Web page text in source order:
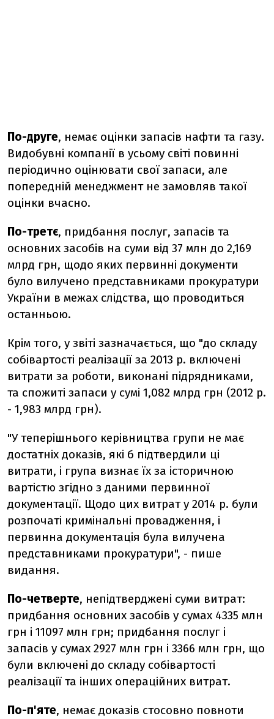
По-друге, немає оцінки запасів нафти та газу.
Видобувні компанії в усьому світі повинні
періодично оцінювати свої запаси, але
попередній менеджмент не замовляв такої
оцінки вчасно.
По-третє, придбання послуг, запасів та
основних засобів на суми від 37 млн до 2,169
млрд грн, щодо яких первинні документи
було вилучено представниками прокуратури
України в межах слідства, що проводиться
останньою.
Крім того, у звіті зазначається, що "до складу
собівартості реалізації за 2013 р. включені
витрати за роботи, виконані підрядниками,
та спожиті запаси у сумі 1,082 млрд грн (2012 р.
- 1,983 млрд грн).
"У теперішнього керівництва групи не має
достатніх доказів, які б підтвердили ці
витрати, і група визнає їх за історичною
вартістю згідно з даними первинної
документації. Щодо цих витрат у 2014 р. були
розпочаті кримінальні провадження, і
первинна документація була вилучена
представниками прокуратури", - пише
видання.
По-четверте, непідтверджені суми витрат:
придбання основних засобів у сумах 4335 млн
грн і 11097 млн грн; придбання послуг і
запасів у сумах 2927 млн грн і 3366 млн грн, що
були включені до складу собівартості
реалізації та інших операційних витрат.
По-п'яте, немає доказів стосовно повноти